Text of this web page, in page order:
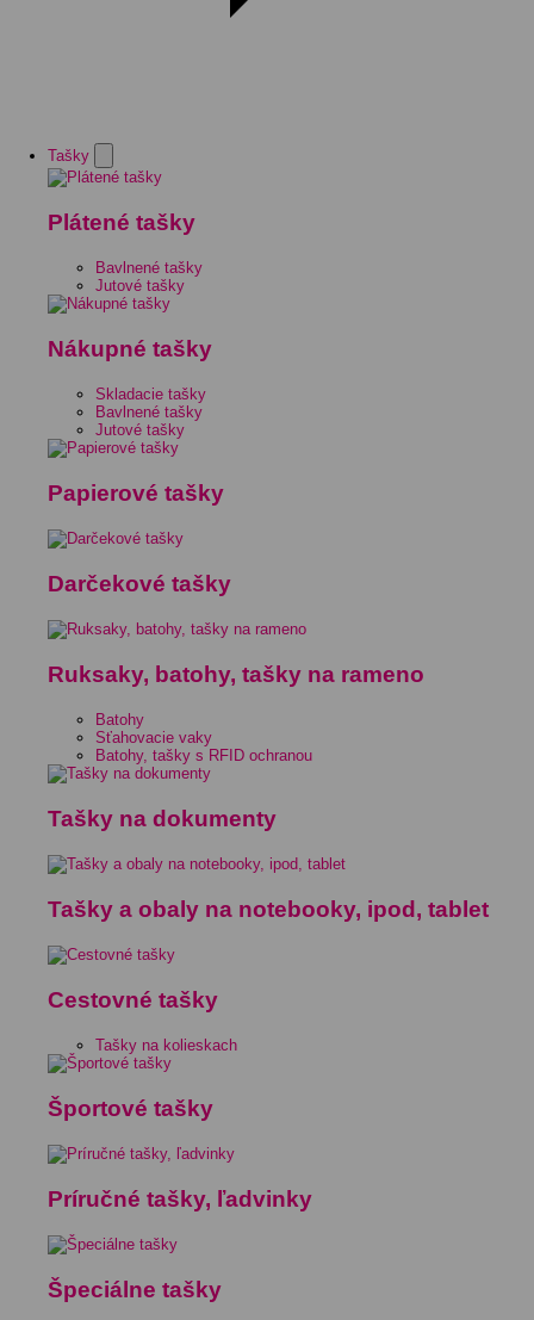
Tašky
Plátené tašky
Bavlnené tašky
Jutové tašky
Nákupné tašky
Skladacie tašky
Bavlnené tašky
Jutové tašky
Papierové tašky
Darčekové tašky
Ruksaky, batohy, tašky na rameno
Batohy
Sťahovacie vaky
Batohy, tašky s RFID ochranou
Tašky na dokumenty
Tašky a obaly na notebooky, ipod, tablet
Cestovné tašky
Tašky na kolieskach
Športové tašky
Príručné tašky, ľadvinky
Špeciálne tašky